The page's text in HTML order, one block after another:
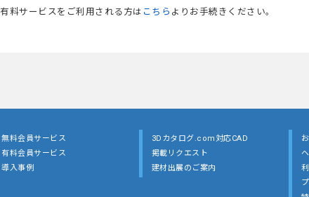
有料サービスをご利用される方は こちら よりお手続きください。
無料会員サービス
有料会員サービス
導入事例
3Dカタログ.com対応CAD
掲載リクエスト
建材出展のご案内